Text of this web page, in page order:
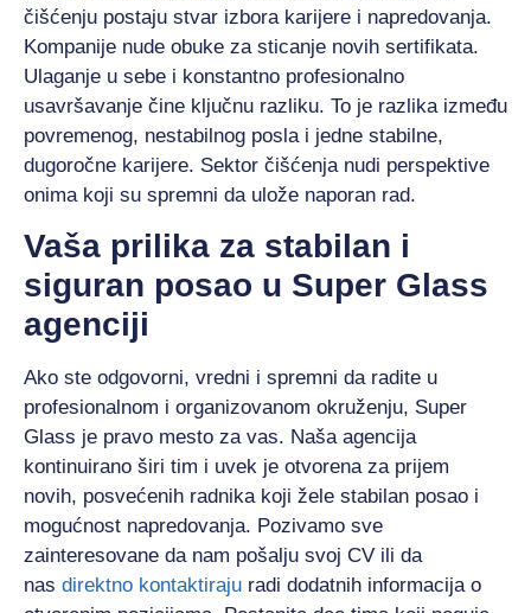
čišćenju postaju stvar izbora karijere i napredovanja.
Kompanije nude obuke za sticanje novih sertifikata.
Ulaganje u sebe i konstantno profesionalno
usavršavanje čine ključnu razliku. To je razlika između
povremenog, nestabilnog posla i jedne stabilne,
dugoročne karijere. Sektor čišćenja nudi perspektive
onima koji su spremni da ulože naporan rad.
Vaša prilika za stabilan i
siguran posao u Super Glass
agenciji
Ako ste odgovorni, vredni i spremni da radite u
profesionalnom i organizovanom okruženju, Super
Glass je pravo mesto za vas. Naša agencija
kontinuirano širi tim i uvek je otvorena za prijem
novih, posvećenih radnika koji žele stabilan posao i
mogućnost napredovanja. Pozivamo sve
zainteresovane da nam pošalju svoj CV ili da
nas direktno kontaktiraju radi dodatnih informacija o